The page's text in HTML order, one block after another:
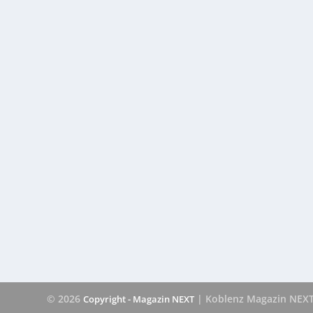
© 2026 Copyright - Magazin NEXT | Koblenz Magazin